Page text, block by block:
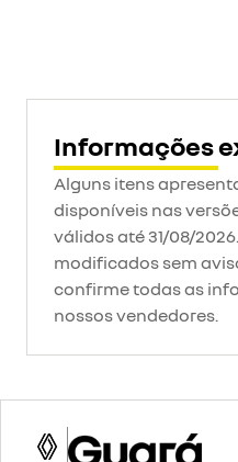
Informações
Alguns itens
disponíveis nas
válidos até 31/08/
modificados sem
confirme todas as
nossos vendedores.